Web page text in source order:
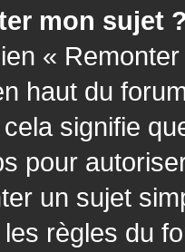
mon sujet
«
haut du
signifie
pour
un sujet
règles du